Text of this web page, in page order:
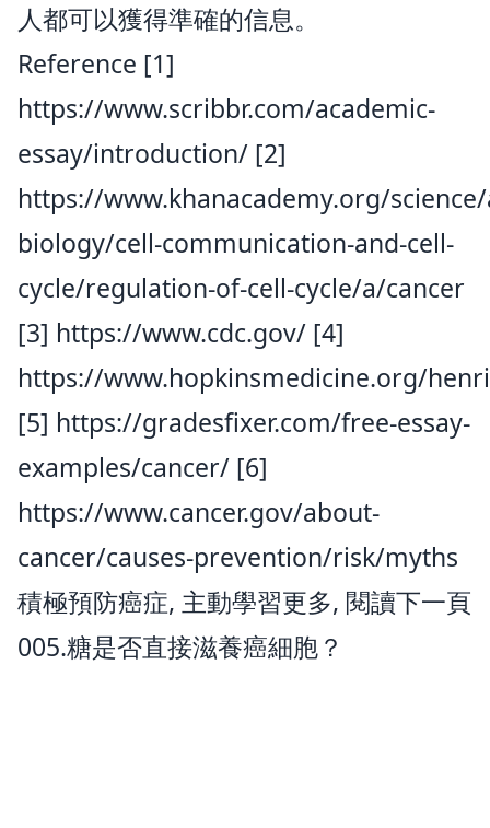
人都可以獲得準確的信息。
Reference [1]
https://www.scribbr.com/academic-
essay/introduction/ [2]
https://www.khanacademy.org/
biology/cell-communication-and-cell-
cycle/regulation-of-cell-cycle/a/cancer
[3] https://www.cdc.gov/ [4]
https://www.hopkinsmedicine.org/
[5] https://gradesfixer.com/free-essay-
examples/cancer/ [6]
https://www.cancer.gov/about-
cancer/causes-prevention/risk/myths
積極預防癌症, 主動學習更多, 閱讀下一頁
005.糖是否直接滋養癌細胞？